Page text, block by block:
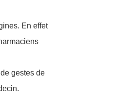
En effet
gestes de